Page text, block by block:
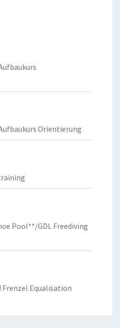
Orientierung
Pool**/GDL Freediving
Frenzel Equalisation